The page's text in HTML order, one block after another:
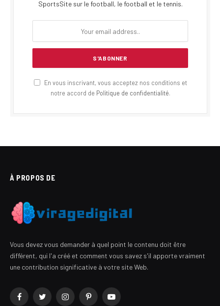
SportsSite sur le football, le football et le tennis.
En vous inscrivant, vous acceptez nos conditions et
notre accord de Politique de confidentialité.
À PROPOS DE
Vous devez vous demander à quel point le contenu doit être
différent, qui l'a créé et comment vous savez s'il apporte vraiment
une contribution significative à votre site Web.
FacebookTwitterInstagramPinterestYouTube